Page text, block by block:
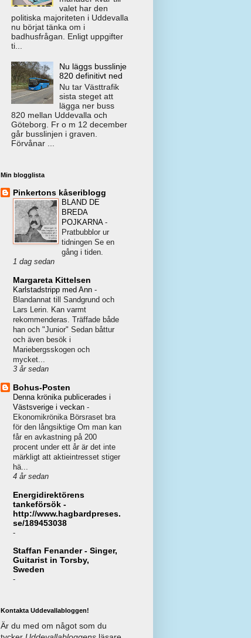
valet har den
politiska majoriteten i Uddevalla
nu börjat tänka om i
badhusfrågan. Enligt uppgifter
ti...
Nu läggs busslinje
820 definitivt ned
Nu tar Västtrafik
sista steget att
lägga ner buss
820 mellan Uddevalla och
Göteborg. Fr o m 12 december
går busslinjen i graven.
Förvånar ...
Min blogglista
Pinkertons kåseriblogg
BLAND DE
BREDA
POJKARNA -
Pratbubblor ur
tidningen Se en
gång i tiden.
1 dag sedan
Margareta Kittelsen
Karlstadstripp med Ann -
Blandannat till Sandgrund och
Lars Lerin. Kan varmt
rekommenderas. Träffade både
han och "Junior" Sedan båttur
och även besök i
Mariebergsskogen och
mycket...
3 år sedan
Bohus-Posten
Denna krönika publicerades i
Västsverige i veckan -
Ekonomikrönika Börsraset bra
för den långsiktige Om man kan
får en avkastning på 200
procent under ett år är det inte
märkligt att aktieintresset stiger
hä...
4 år sedan
Energidirektörens
tankeförsök -
http://www.hagbardpreses.
se/189453038
-
Staffan Fenander - Singer,
Guitarist in Torsby,
Sweden
-
Kontakta Uddevallabloggen!
Är du med om något som du